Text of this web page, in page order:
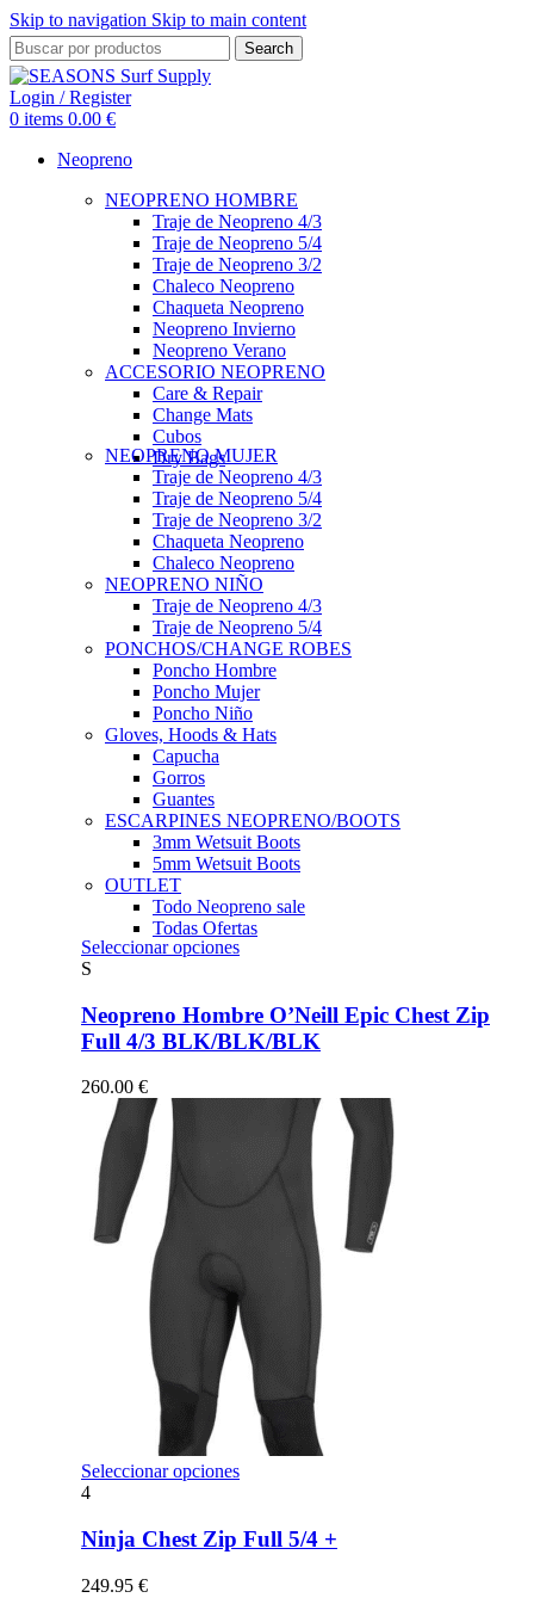
Skip to navigation Skip to main content
Search
Login / Register
0 items 0.00 €
Neopreno
NEOPRENO HOMBRE
Traje de Neopreno 4/3
Traje de Neopreno 5/4
Traje de Neopreno 3/2
Chaleco Neopreno
Chaqueta Neopreno
Neopreno Invierno
Neopreno Verano
ACCESORIO NEOPRENO
Care & Repair
Change Mats
Cubos
Dry Bags
NEOPRENO MUJER
Traje de Neopreno 4/3
Traje de Neopreno 5/4
Traje de Neopreno 3/2
Chaqueta Neopreno
Chaleco Neopreno
NEOPRENO NIÑO
Traje de Neopreno 4/3
Traje de Neopreno 5/4
PONCHOS/CHANGE ROBES
Poncho Hombre
Poncho Mujer
Poncho Niño
Gloves, Hoods & Hats
Capucha
Gorros
Guantes
ESCARPINES NEOPRENO/BOOTS
3mm Wetsuit Boots
5mm Wetsuit Boots
OUTLET
Todo Neopreno sale
Todas Ofertas
Seleccionar opcionesEste
múltiples
variantes.
Las
se
página
producto
S
Neopreno Hombre O’Neill Epic Chest Zip
Full 4/3 BLK/BLK/BLK
260.00 €
Seleccionar opcionesEste
múltiples
variantes.
4
Ninja Chest Zip Full 5/4 +
249.95 €